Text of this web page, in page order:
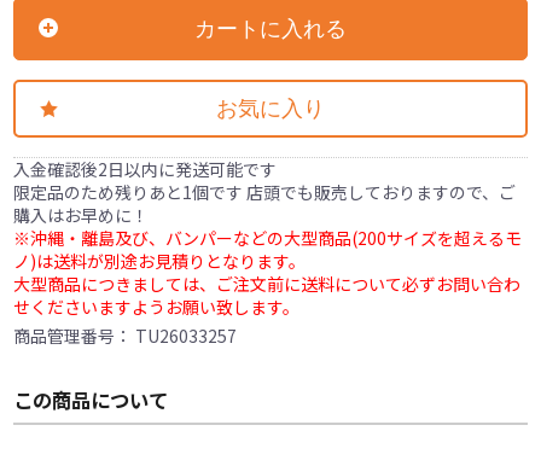
カートに入れる
お気に入り
入金確認後2日以内に発送可能です
限定品のため残りあと1個です 店頭でも販売しておりますので、ご
購入はお早めに！
※沖縄・離島及び、バンパーなどの大型商品(200サイズを超えるモ
ノ)は送料が別途お見積りとなります。
大型商品につきましては、ご注文前に送料について必ずお問い合わ
せくださいますようお願い致します。
商品管理番号： TU26033257
この商品について